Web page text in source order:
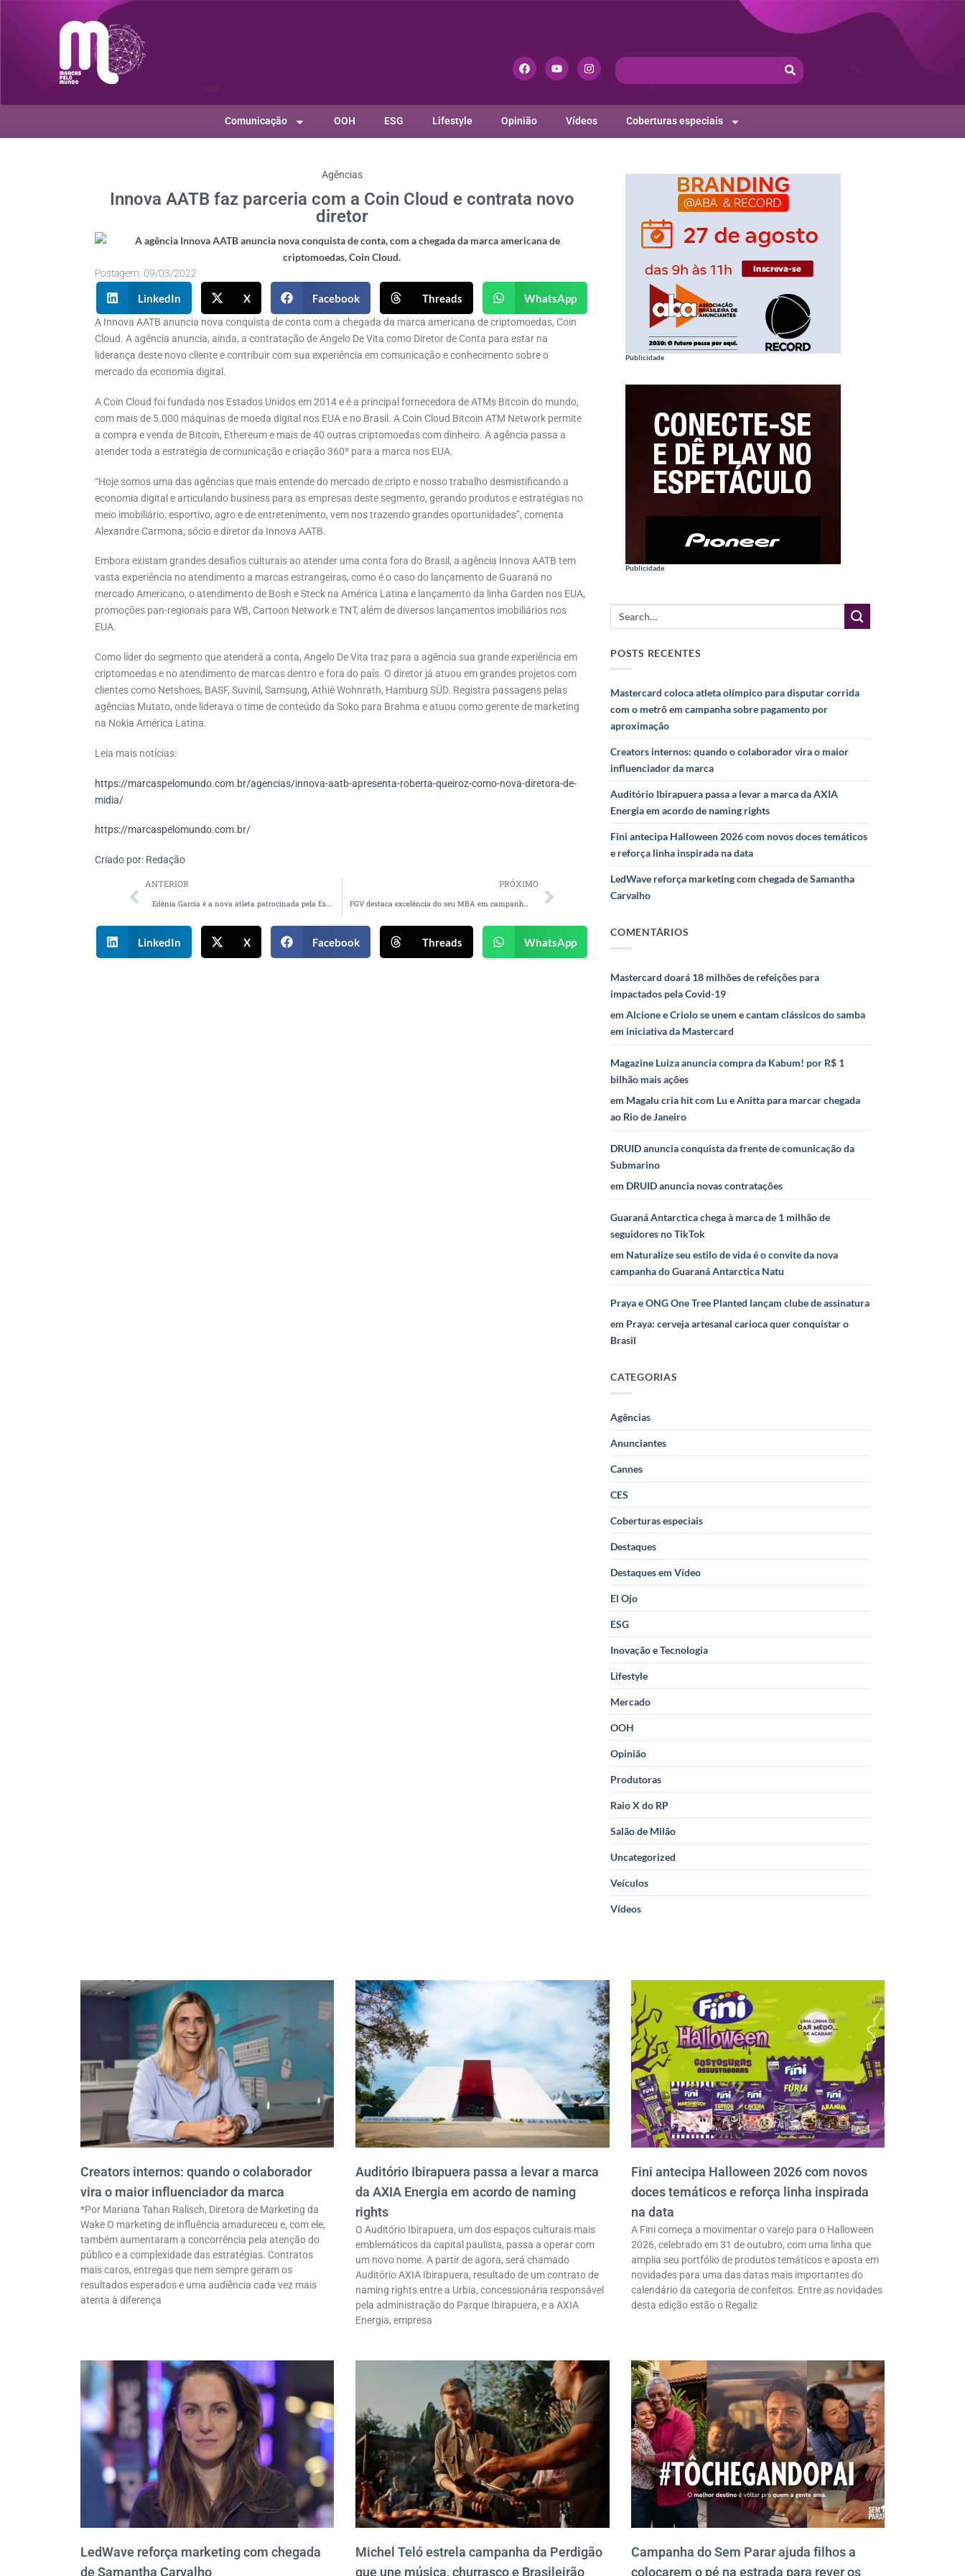
Comunicação OOH ESG Lifestyle Opinião Vídeos Coberturas especiais
Agências
Innova AATB faz parceria com a Coin Cloud e contrata novo
diretor
Postagem: 09/03/2022
LinkedIn X Facebook Threads WhatsApp
A Innova AATB anuncia nova conquista de conta com a chegada da marca americana de criptomoedas, Coin
Cloud. A agência anuncia, ainda, a contratação de Angelo De Vita como Diretor de Conta para estar na
liderança deste novo cliente e contribuir com sua experiência em comunicação e conhecimento sobre o
mercado da economia digital.
A Coin Cloud foi fundada nos Estados Unidos em 2014 e é a principal fornecedora de ATMs Bitcoin do mundo,
com mais de 5.000 máquinas de moeda digital nos EUA e no Brasil. A Coin Cloud Bitcoin ATM Network permite
a compra e venda de Bitcoin, Ethereum e mais de 40 outras criptomoedas com dinheiro. A agência passa a
atender toda a estratégia de comunicação e criação 360º para a marca nos EUA.
“Hoje somos uma das agências que mais entende do mercado de cripto e nosso trabalho desmistificando a
economia digital e articulando business para as empresas deste segmento, gerando produtos e estratégias no
meio imobiliário, esportivo, agro e de entretenimento, vem nos trazendo grandes oportunidades”, comenta
Alexandre Carmona, sócio e diretor da Innova AATB.
Embora existam grandes desafios culturais ao atender uma conta fora do Brasil, a agência Innova AATB tem
vasta experiência no atendimento a marcas estrangeiras, como é o caso do lançamento de Guaraná no
mercado Americano, o atendimento de Bosh e Steck na América Latina e lançamento da linha Garden nos EUA,
promoções pan-regionais para WB, Cartoon Network e TNT, além de diversos lançamentos imobiliários nos
EUA.
Como líder do segmento que atenderá a conta, Angelo De Vita traz para a agência sua grande experiência em
criptomoedas e no atendimento de marcas dentro e fora do país. O diretor já atuou em grandes projetos com
clientes como Netshoes, BASF, Suvinil, Samsung, Athié Wohnrath, Hamburg SÜD. Registra passagens pelas
agências Mutato, onde liderava o time de conteúdo da Soko para Brahma e atuou como gerente de marketing
na Nokia América Latina.
Leia mais notícias:
https://marcaspelomundo.com.br/agencias/innova-aatb-apresenta-roberta-queiroz-como-nova-diretora-de-
midia/
https://marcaspelomundo.com.br/
Criado por: Redação
ANTERIOR
Edênia Garcia é a nova atleta patrocinada pela Espaçolaser
PRÓXIMO
FGV destaca excelência do seu MBA em campanha criada pela 3AW
LinkedIn X Facebook Threads WhatsApp
Publicidade
Publicidade
POSTS RECENTES
Mastercard coloca atleta olímpico para disputar corrida
com o metrô em campanha sobre pagamento por
aproximação
Creators internos: quando o colaborador vira o maior
influenciador da marca
Auditório Ibirapuera passa a levar a marca da AXIA
Energia em acordo de naming rights
Fini antecipa Halloween 2026 com novos doces temáticos
e reforça linha inspirada na data
LedWave reforça marketing com chegada de Samantha
Carvalho
COMENTÁRIOS
Mastercard doará 18 milhões de refeições para
impactados pela Covid-19
emAlcione e Criolo se unem e cantam clássicos do samba
em iniciativa da Mastercard
Magazine Luiza anuncia compra da Kabum! por R$ 1
bilhão mais ações
em Magalu cria hit com Lu e Anitta para marcar chegada
ao Rio de Janeiro
DRUID anuncia conquista da frente de comunicação da
Submarino
em DRUID anuncia novas contratações
Guaraná Antarctica chega à marca de 1 milhão de
seguidores no TikTok
em Naturalize seu estilo de vida é o convite da nova
campanha do Guaraná Antarctica Natu
Praya e ONG One Tree Planted lançam clube de assinatura
em Praya: cerveja artesanal carioca quer conquistar o
Brasil
CATEGORIAS
Agências
Anunciantes
Cannes
CES
Coberturas especiais
Destaques
Destaques em Vídeo
El Ojo
ESG
Inovação e Tecnologia
Lifestyle
Mercado
OOH
Opinião
Produtoras
Raio X do RP
Salão de Milão
Uncategorized
Veículos
Vídeos
Creators internos: quando o colaborador
vira o maior influenciador da marca
*Por Mariana Tahan Ralisch, Diretora de Marketing da
Wake O marketing de influência amadureceu e, com ele,
também aumentaram a concorrência pela atenção do
público e a complexidade das estratégias. Contratos
mais caros, entregas que nem sempre geram os
resultados esperados e uma audiência cada vez mais
atenta à diferença
Auditório Ibirapuera passa a levar a marca
da AXIA Energia em acordo de naming
rights
O Auditório Ibirapuera, um dos espaços culturais mais
emblemáticos da capital paulista, passa a operar com
um novo nome. A partir de agora, será chamado
Auditório AXIA Ibirapuera, resultado de um contrato de
naming rights entre a Urbia, concessionária responsável
pela administração do Parque Ibirapuera, e a AXIA
Energia, empresa
Fini antecipa Halloween 2026 com novos
doces temáticos e reforça linha inspirada
na data
A Fini começa a movimentar o varejo para o Halloween
2026, celebrado em 31 de outubro, com uma linha que
amplia seu portfólio de produtos temáticos e aposta em
novidades para uma das datas mais importantes do
calendário da categoria de confeitos. Entre as novidades
desta edição estão o Regaliz
LedWave reforça marketing com chegada
de Samantha Carvalho
Michel Teló estrela campanha da Perdigão
que une música, churrasco e Brasileirão
Campanha do Sem Parar ajuda filhos a
colocarem o pé na estrada para rever os